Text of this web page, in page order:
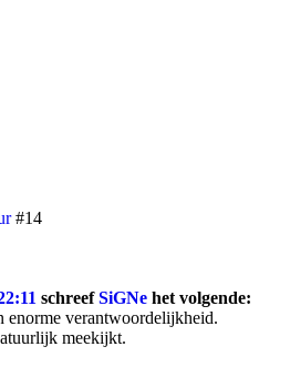
#14
schreefSiGNe het volgende:
enorme verantwoordelijkheid.
meekijkt.